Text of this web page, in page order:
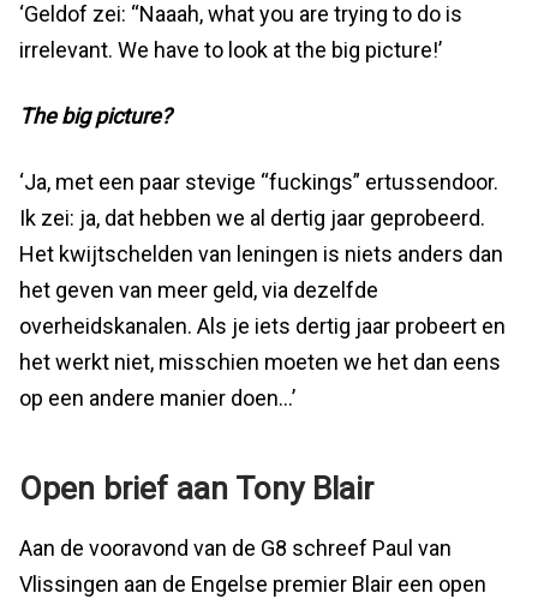
‘Geldof zei: “Naaah, what you are trying to do is
irrelevant. We have to look at the big picture!’
The big picture?
‘Ja, met een paar stevige “fuckings” ertussendoor.
Ik zei: ja, dat hebben we al dertig jaar geprobeerd.
Het kwijtschelden van leningen is niets anders dan
het geven van meer geld, via dezelfde
overheidskanalen. Als je iets dertig jaar probeert en
het werkt niet, misschien moeten we het dan eens
op een andere manier doen…’
Open brief aan Tony Blair
Aan de vooravond van de G8 schreef Paul van
Vlissingen aan de Engelse premier Blair een open